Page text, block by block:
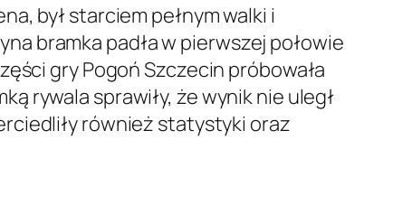
był starciem pełnym walki i
bramka padła w pierwszej połowie
gry Pogoń Szczecin próbowała
rywala sprawiły, że wynik nie uległ
również statystyki oraz